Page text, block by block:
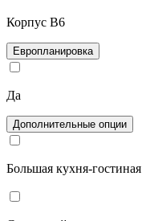
Корпус В6
Европланировка
Да
Дополнительные опции
Большая кухня-гостиная